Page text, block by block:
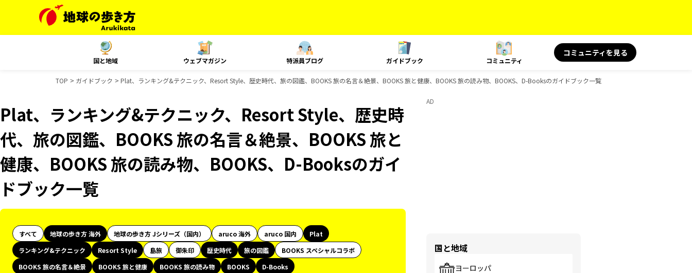
国と地域 ウェブマガジン 特派員ブログ ガイドブック コミュニティ
コミュニティを見る
TOP ガイドブック Plat、ランキング&テクニック、Resort Style、歴史時代、旅の図鑑、BOOKS 旅の名言＆絶景、BOOKS 旅と健康、BOOKS 旅の読み物、BOOKS、D-Booksのガイドブック一覧
Plat、ランキング&テクニック、Resort Style、歴史時
代、旅の図鑑、BOOKS 旅の名言＆絶景、BOOKS 旅と
健康、BOOKS 旅の読み物、BOOKS、D-Booksのガイ
ドブック一覧
すべて 地球の歩き方 海外 地球の歩き方 Jシリーズ（国内） aruco 海外 aruco 国内
Plat
ランキング&テクニック
Resort Style 島旅 御朱印 歴史時代 旅の図鑑
BOOKS スペシャルコラボ
BOOKS 旅の名言＆絶景
BOOKS 旅と健康 BOOKS 旅の読み物 BOOKS
D-Books
AD
国と地域
ヨーロッパ